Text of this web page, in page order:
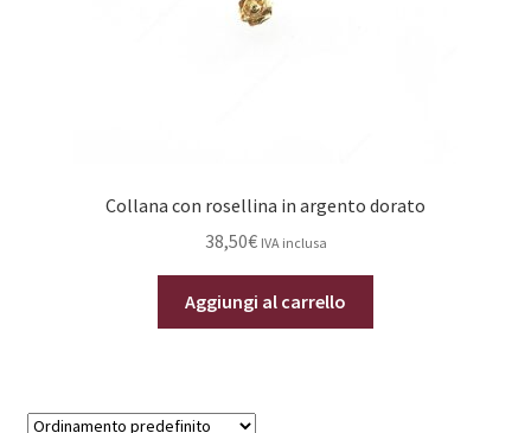
Collana con rosellina in argento dorato
38,50€ IVA inclusa
Aggiungi al carrello